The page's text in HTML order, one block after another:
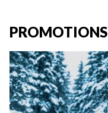
PROMOTIONS